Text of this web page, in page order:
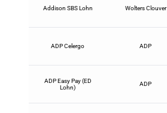
Addison SBS Lohn Wolters Clouver
ADP Celergo ADP
ADP Easy Pay (ED
Lohn)
ADP